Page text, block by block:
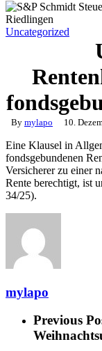
Uncategorized
By mylapo 10.
Eine Klausel in
fondsgebundenen
Versicherer zu einer
Rente berechtigt, ist
34/25).
mylapo
Previous